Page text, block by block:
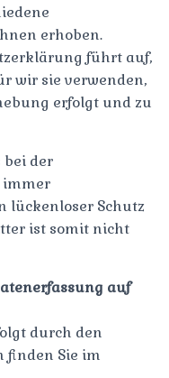
erhoben.
führt auf,
wir sie verwenden,
erfolgt und zu
bei der
lückenloser Schutz
ist somit nicht
auf
durch den
finden Sie im